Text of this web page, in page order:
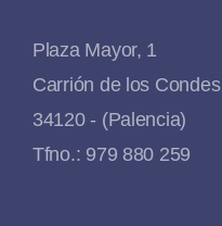
Plaza Mayor, 1
Carrión de los Condes
34120 - (Palencia)
Tfno.: 979 880 259